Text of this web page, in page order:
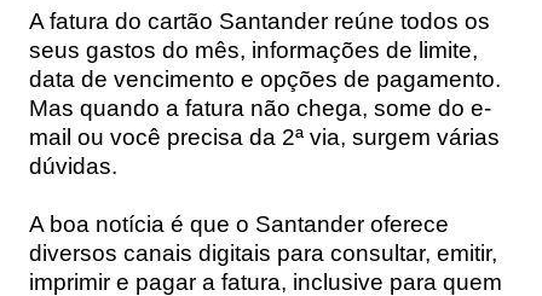
A fatura do cartão Santander reúne todos os
seus gastos do mês, informações de limite,
data de vencimento e opções de pagamento.
Mas quando a fatura não chega, some do e-
mail ou você precisa da 2ª via, surgem várias
dúvidas.
A boa notícia é que o Santander oferece
diversos canais digitais para consultar, emitir,
imprimir e pagar a fatura, inclusive para quem